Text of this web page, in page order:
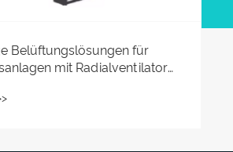
Belüftungslösungen für
mit Radialventilator